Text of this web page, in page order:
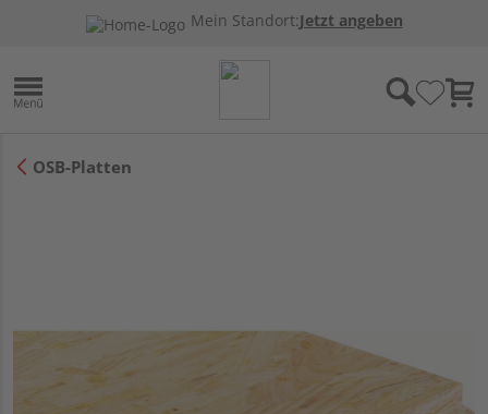
Mein Standort:Jetzt angeben
OSB-Platten